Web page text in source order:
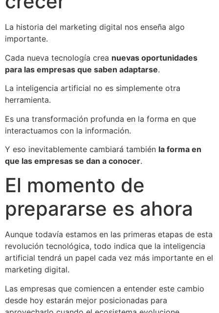
La historia del marketing digital nos enseña algo
importante.
Cada nueva tecnología crea nuevas oportunidades
para las empresas que saben adaptarse.
La inteligencia artificial no es simplemente otra
herramienta.
Es una transformación profunda en la forma en que
interactuamos con la información.
Y eso inevitablemente cambiará también la forma en
que las empresas se dan a conocer.
El momento de
prepararse es ahora
Aunque todavía estamos en las primeras etapas de esta
revolución tecnológica, todo indica que la inteligencia
artificial tendrá un papel cada vez más importante en el
marketing digital.
Las empresas que comiencen a entender este cambio
desde hoy estarán mejor posicionadas para